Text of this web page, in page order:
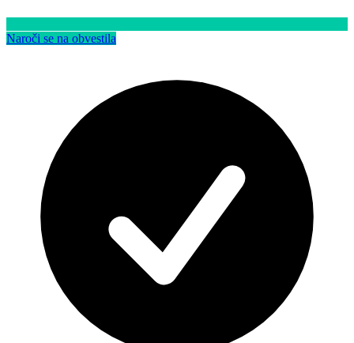
Naroči se na obvestila